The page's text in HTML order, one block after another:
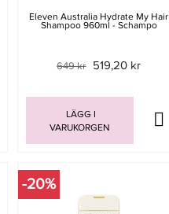
Eleven Australia Hydrate My Hair
Shampoo 960ml - Schampo
649 kr 519,20 kr
LÄGG I
VARUKORGEN
-20%